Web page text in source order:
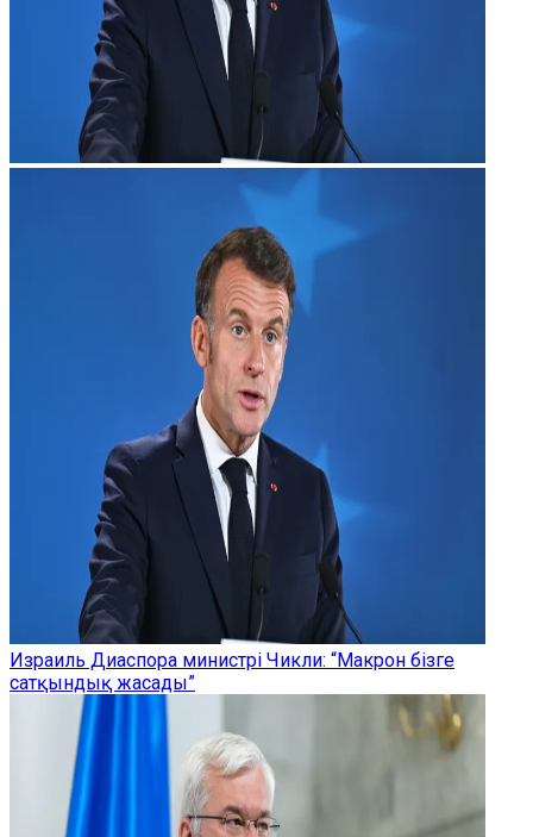
Израиль Диаспора министрі Чикли: “Макрон бізге
сатқындық жасады”